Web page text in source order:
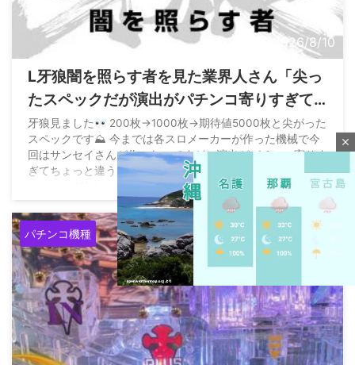
2026/8/10
L牙狼闇を照らす者を見た業界人さん「尖っ
たスペックだが演出がパチンコ寄りすぎて
ちょっと違う感じを受けた」
牙狼見ました
200枚→1000枚→期待値5000枚と尖がった
スペックです⛰ 今までは各スロメーカーが作った機械で今
回はサンセイさんが作ったのですが、演出がパチンコ寄りす
ぎてちょっと違う感じを受けましたね
(@mstng13) August 10, 2026
パチンコ機種
close
M
u
t